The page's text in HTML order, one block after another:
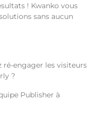
! Kwanko vous
sans aucun
ré-engager les visiteurs
?
Publisher à